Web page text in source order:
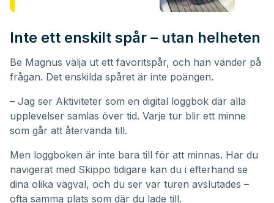
Inte ett enskilt spår – utan helheten
Be Magnus välja ut ett favoritspår, och han vänder på
frågan. Det enskilda spåret är inte poängen.
– Jag ser Aktiviteter som en digital loggbok där alla
upplevelser samlas över tid. Varje tur blir ett minne
som går att återvända till.
Men loggboken är inte bara till för att minnas. Har du
navigerat med Skippo tidigare kan du i efterhand se
dina olika vägval, och du ser var turen avslutades –
ofta samma plats som där du lade till.